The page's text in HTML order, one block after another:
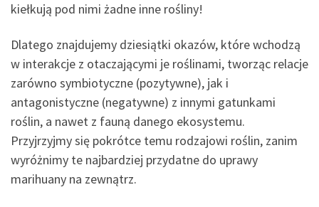
kiełkują pod nimi żadne inne rośliny!
Dlatego znajdujemy dziesiątki okazów, które wchodzą
w interakcje z otaczającymi je roślinami, tworząc relacje
zarówno symbiotyczne (pozytywne), jak i
antagonistyczne (negatywne) z innymi gatunkami
roślin, a nawet z fauną danego ekosystemu.
Przyjrzyjmy się pokrótce temu rodzajowi roślin, zanim
wyróżnimy te najbardziej przydatne do uprawy
marihuany na zewnątrz.